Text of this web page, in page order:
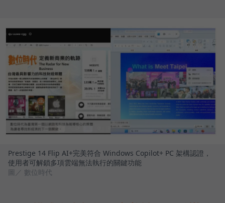
Prestige 14 Flip AI+完美符合 Windows Copilot+ PC 架構認證，
使用者可解鎖多項雲端無法執行的關鍵功能
圖／ 數位時代